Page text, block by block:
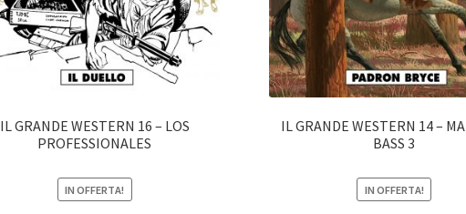
IL GRANDE WESTERN 16 – LOS
PROFESSIONALES
IN OFFERTA!
IL GRANDE WESTERN 14 –
BASS 3
IN OFFERTA!